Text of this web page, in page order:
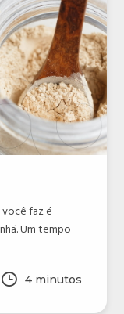
você faz é
Um tempo
4 minutos